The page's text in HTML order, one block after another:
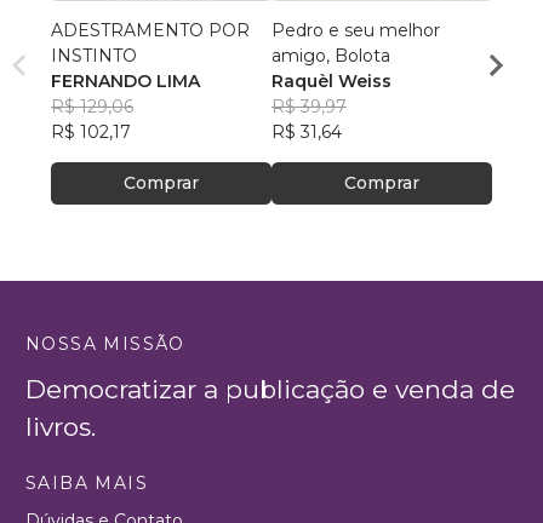
ADESTRAMENTO POR
INSTINTO
FERNANDO LIMA
R$ 129,06
R$ 102,17
Comprar
Pedro e seu melhor
amigo, Bolota
Raquèl Weiss
R$ 39,97
R$ 31,64
Comprar
R$
NOSSA MISSÃO
Democratizar a publicação e venda de
livros.
SAIBA MAIS